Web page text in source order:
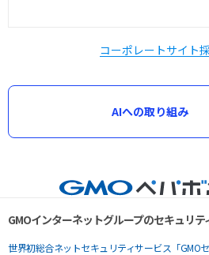
コーポレートサイト
AIへの取り組み
GMOインターネットグループのセキュリ
世界初総合ネットセキュリティサービス「GMOセ